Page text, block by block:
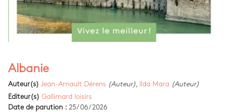
Albanie
Auteur(s) Jean-Arnault Dérens (Auteur) Ilda Mara (Auteur)
Editeur(s) Gallimard loisirs
Date de parution : 25/06/2026